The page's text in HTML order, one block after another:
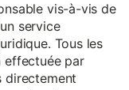
vis-à-vis de
service
Tous les
effectuée par
directement